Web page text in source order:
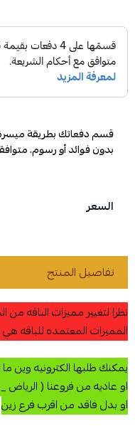
بدون فوائد أو رسوم.
السعر
تفاصيل المنتج
نظرا لتغيير مميزات الباقه من
المميزات المعتمده للباقه
يمكنك طلبها الكترونيه وين
او عاديه من فروعنا ( الرياض
او بدل فاقد من اقرب فرع زين